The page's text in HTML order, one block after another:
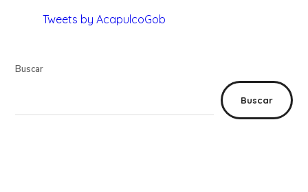
Tweets by AcapulcoGob
Buscar
Buscar